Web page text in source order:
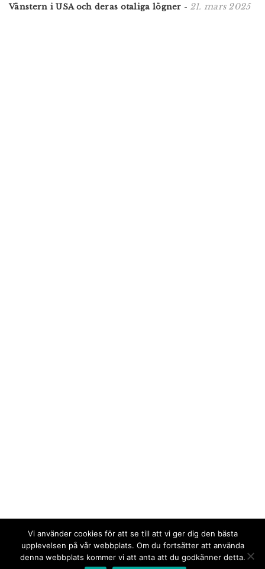
Vänstern i USA och deras otaliga lögner - 21. mars 2025
Vi använder cookies för att se till att vi ger dig den bästa
upplevelsen på vår webbplats. Om du fortsätter att använda
denna webbplats kommer vi att anta att du godkänner detta.